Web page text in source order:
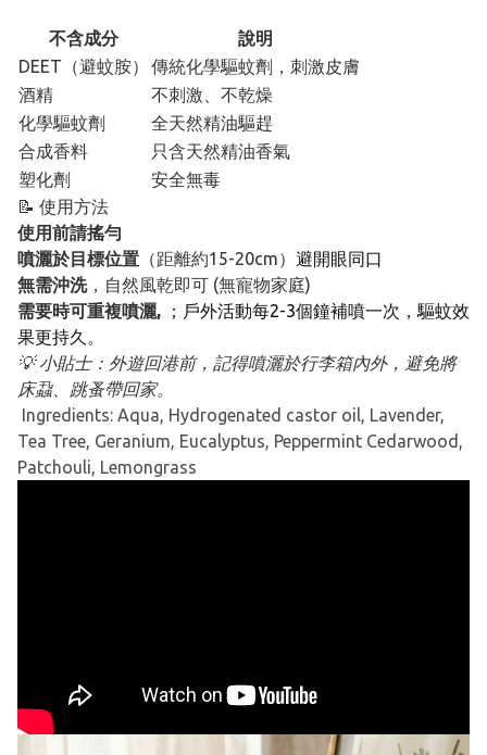
不含成分
說明
DEET（避蚊胺）
傳統化學驅蚊劑，刺激皮膚
酒精
不刺激、不乾燥
化學驅蚊劑
全天然精油驅趕
合成香料
只含天然精油香氣
塑化劑
安全無毒
📝 使用方法
使用前請搖勻
噴灑於目標位置 （距離約15-20cm） 避開眼同口
無需沖洗，自然風乾即可 (無寵物家庭)
需要時可重複噴灑,
；戶外活動每2-3個鐘補噴一次，驅蚊效
果更持久。
💡 小貼士：外遊回港前，記得噴灑於行李箱內外，避免將
床蝨、跳蚤帶回家。
Ingredients: Aqua, Hydrogenated castor oil, Lavender,
Tea Tree, Geranium, Eucalyptus, Peppermint Cedarwood,
Patchouli, Lemongrass